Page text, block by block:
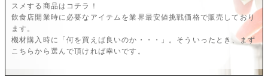
スメする商品はコチラ！
飲食店開業時に必要なアイテムを業界最安値挑戦価格で販売しており
ます。
機材購入時に「何を買えば良いのか・・・」。そういったとき、まず
こちらから選んで頂ければ幸いです。